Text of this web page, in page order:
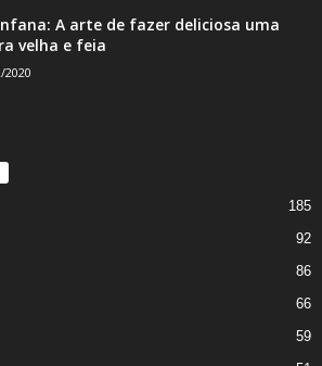
A arte de fazer deliciosa uma
velha e feia
2020
185
92
86
66
59